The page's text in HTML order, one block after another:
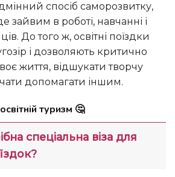
спосіб саморозвитку,
зайвим в роботі, навчанні і
До того ж, освітні поїздки
і дозволяють критично
життя, відшукати творчу
допомагати іншим.
туризм 🤔
спеціальна віза для